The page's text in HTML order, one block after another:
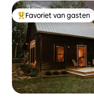
Topfavoriet van gasten
Favoriet van gasten